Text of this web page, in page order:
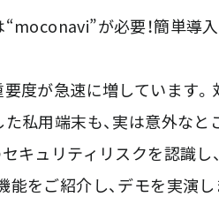
が必要！簡単導
度が急速に増しています
私用端末も、実は意外な
キュリティリスクを認識し
能をご紹介し、デモを実演し